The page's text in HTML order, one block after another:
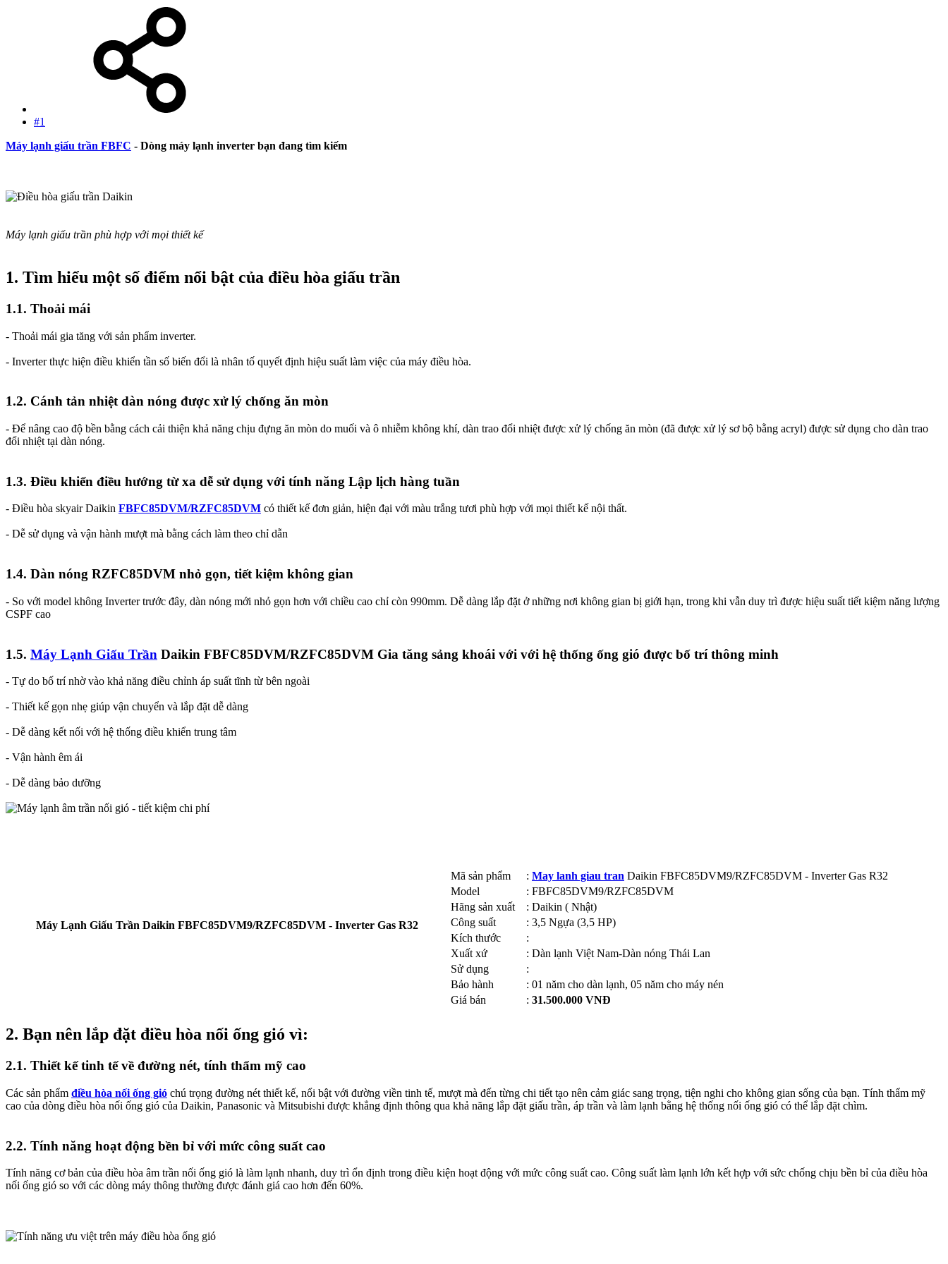
#1
Máy lạnh giấu trần FBFC - Dòng máy lạnh inverter bạn đang tìm kiếm
Máy lạnh giấu trần phù hợp với mọi thiết kế
1. Tìm hiểu một số điểm nổi bật của điều hòa giấu trần
1.1. Thoải mái
- Thoải mái gia tăng với sản phẩm inverter.
- Inverter thực hiện điều khiển tần số biến đổi là nhân tố quyết định hiệu suất làm việc của máy điều hòa.
1.2. Cánh tản nhiệt dàn nóng được xử lý chống ăn mòn
- Để nâng cao độ bền bằng cách cải thiện khả năng chịu đựng ăn mòn do muối và ô nhiễm không khí, dàn trao đổi nhiệt được xử lý chống ăn mòn (đã được xử lý sơ bộ bằng acryl) được sử dụng cho dàn trao
đổi nhiệt tại dàn nóng.
1.3. Điều khiển điều hướng từ xa dễ sử dụng với tính năng Lập lịch hàng tuần
- Điều hòa skyair Daikin FBFC85DVM/RZFC85DVM có thiết kế đơn giản, hiện đại với màu trắng tươi phù hợp với mọi thiết kế nội thất.
- Dễ sử dụng và vận hành mượt mà bằng cách làm theo chỉ dẫn
1.4. Dàn nóng RZFC85DVM nhỏ gọn, tiết kiệm không gian
- So với model không Inverter trước đây, dàn nóng mới nhỏ gọn hơn với chiều cao chỉ còn 990mm. Dễ dàng lắp đặt ở những nơi không gian bị giới hạn, trong khi vẫn duy trì được hiệu suất tiết kiệm năng lượng
CSPF cao
1.5. Máy Lạnh Giấu Trần Daikin FBFC85DVM/RZFC85DVM Gia tăng sảng khoái với với hệ thống ống gió được bố trí thông minh
- Tự do bố trí nhờ vào khả năng điều chỉnh áp suất tĩnh từ bên ngoài
- Thiết kế gọn nhẹ giúp vận chuyển và lắp đặt dễ dàng
- Dễ dàng kết nối với hệ thống điều khiển trung tâm
- Vận hành êm ái
- Dễ dàng bảo dưỡng
Máy Lạnh Giấu Trần Daikin FBFC85DVM9/RZFC85DVM - Inverter Gas R32
Mã sản phẩm :​ May lanh giau tran Daikin FBFC85DVM9/RZFC85DVM - Inverter Gas R32
Model
:​ FBFC85DVM9/RZFC85DVM
Hãng sản xuất
:​ Daikin ( Nhật)
Công suất
:​ 3,5 Ngựa (3,5 HP)
Kích thước
:​
Xuất xứ
:​ Dàn lạnh Việt Nam-Dàn nóng Thái Lan
Sử dụng
:​
Bảo hành
:​ 01 năm cho dàn lạnh, 05 năm cho máy nén
Giá bán
:​ 31.500.000 VNĐ
2. Bạn nên lắp đặt điều hòa nối ống gió vì:
2.1. Thiết kế tinh tế về đường nét, tính thẩm mỹ cao
Các sản phẩm điều hòa nối ống gió chú trọng đường nét thiết kế, nổi bật với đường viền tinh tế, mượt mà đến từng chi tiết tạo nên cảm giác sang trọng, tiện nghi cho không gian sống của bạn. Tính thẩm mỹ
cao của dòng điều hòa nối ống gió của Daikin, Panasonic và Mitsubishi được khẳng định thông qua khả năng lắp đặt giấu trần, áp trần và làm lạnh bằng hệ thống nối ống gió có thể lắp đặt chìm.
2.2. Tính năng hoạt động bền bỉ với mức công suất cao
Tính năng cơ bản của điều hòa âm trần nối ống gió là làm lạnh nhanh, duy trì ổn định trong điều kiện hoạt động với mức công suất cao. Công suất làm lạnh lớn kết hợp với sức chống chịu bền bỉ của điều hòa
nối ống gió so với các dòng máy thông thường được đánh giá cao hơn đến 60%.